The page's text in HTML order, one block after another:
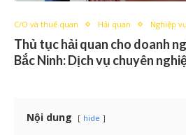
C/O và thuế quan Hải quan Nghiệp
Thủ tục hải quan cho doanh
Bắc Ninh: Dịch vụ chuyên
Nội dung hide